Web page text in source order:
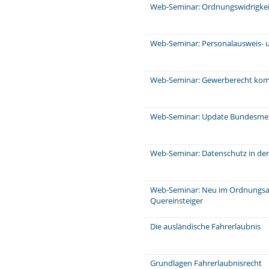
Web-Seminar:
Web-Seminar: Personalausweis-
Web-Seminar: Gewerberecht
Web-Seminar: Update
Web-Seminar: Datenschutz in
Web-Seminar: Neu im
Quereinsteiger
Die ausländische Fahrerlaubnis
Grundlagen Fahrerlaubnisrecht